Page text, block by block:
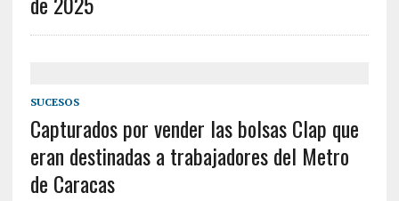
SUCESOS
Capturados por vender las bolsas Clap que
eran destinadas a trabajadores del Metro
de Caracas